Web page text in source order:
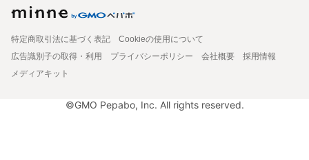
特定商取引法に基づく表記
Cookieの使用について
広告識別子の取得・利用
プライバシーポリシー 会社概要
採用情報
メディアキット
©GMO Pepabo, Inc. All rights reserved.